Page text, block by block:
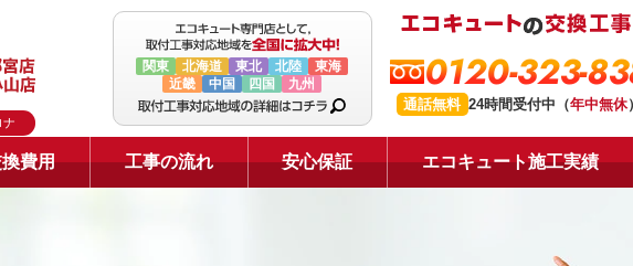
ナ
関東 北海道 東北 北陸
東海
近畿
中国 四国 九州 0120-323-
通話無料 24時間受付中（年中無休）
費用 工事の流れ 安心保証 エコキュート施工実績